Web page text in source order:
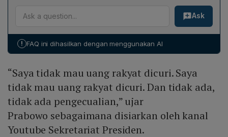
2024. Sehari kemudian, Kejaksaan Agung menahan
Dadan Hindayana serta dua pejabat BGN lainnya atas
2026, menandakan komitmen pemerintah terhadap
penindakan tegas terhadap penyalahgunaan amanah.
Prabowo menyatakan SPPI sebagai garda terdepan
keberhasilan MBG. Lulusan SPPI dipersiapkan khusus
untuk memimpin dan mengelola dapur-dapur MBG di
pengabdian, integritas, dan kecintaan pada tanah air. Ia
memperkuat pengawasan di lapangan serta
menghindari praktik yang merusak kepercayaan
masyarakat, sehingga program tidak hanya
menyediakan makanan bergizi tetapi juga membangun
tata kelola yang bersih dan akuntabel.
Ask
! FAQ ini dihasilkan dengan menggunakan AI
“Saya tidak mau uang rakyat dicuri. Saya
tidak mau uang rakyat dicuri. Dan tidak ada,
tidak ada pengecualian,” ujar
Prabowo sebagaimana disiarkan oleh kanal
Youtube Sekretariat Presiden.